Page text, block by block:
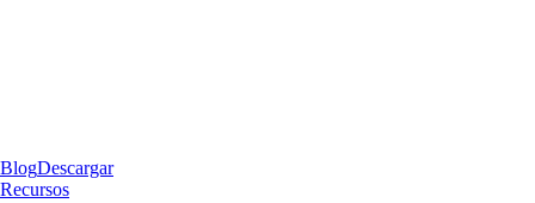
BlogDescargar
Recursos